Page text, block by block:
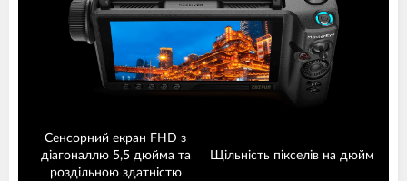
Сенсорний екран FHD з
діагоналлю 5,5 дюйма та
роздільною здатністю
Щільність пікселів на дюйм